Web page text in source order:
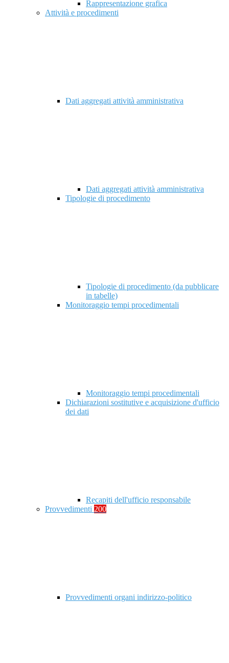
Rappresentazione grafica
Attività e procedimenti
Dati aggregati attività amministrativa
Dati aggregati attività amministrativa
Tipologie di procedimento
Tipologie di procedimento (da pubblicare
in tabelle)
Monitoraggio tempi procedimentali
Monitoraggio tempi procedimentali
Dichiarazioni sostitutive e acquisizione d'ufficio
dei dati
Recapiti dell'ufficio responsabile
Provvedimenti 200
Provvedimenti organi indirizzo-politico